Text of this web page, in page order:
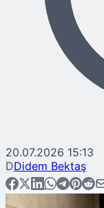
20.07.2026 15:13
DDidem Bektaş